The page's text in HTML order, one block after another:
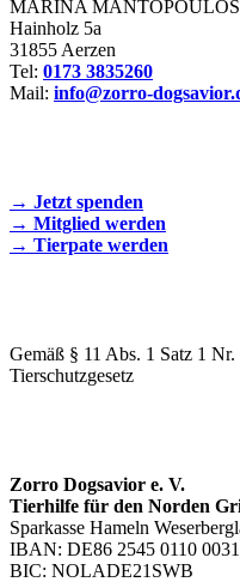
MARINA MANTOPOULOS
Hainholz 5a
31855 Aerzen
Tel: 0173 3835260
Mail: info@zorro-
→ Jetzt spenden
→ Mitglied werden
→ Tierpate werden
Gemäß § 11 Abs. 1 Satz 1
Tierschutzgesetz
Zorro Dogsavior e. V.
Tierhilfe für den Norden
Sparkasse Hameln
IBAN: DE86 2545 0110
BIC: NOLADE21SWB